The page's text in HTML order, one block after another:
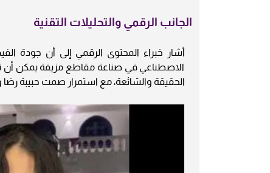
الجانب الرقمي والتحليلات التقنية
أشار خبراء المحتوى الرقمي إلى أن جودة
الاصطناعي في صناعة مقاطع مزيفة يمكن أن
الحقيقة والشائعة، مع استمرار صمت حبيبة